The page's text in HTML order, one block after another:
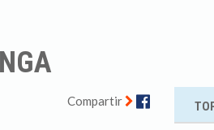
Compartir Facebook